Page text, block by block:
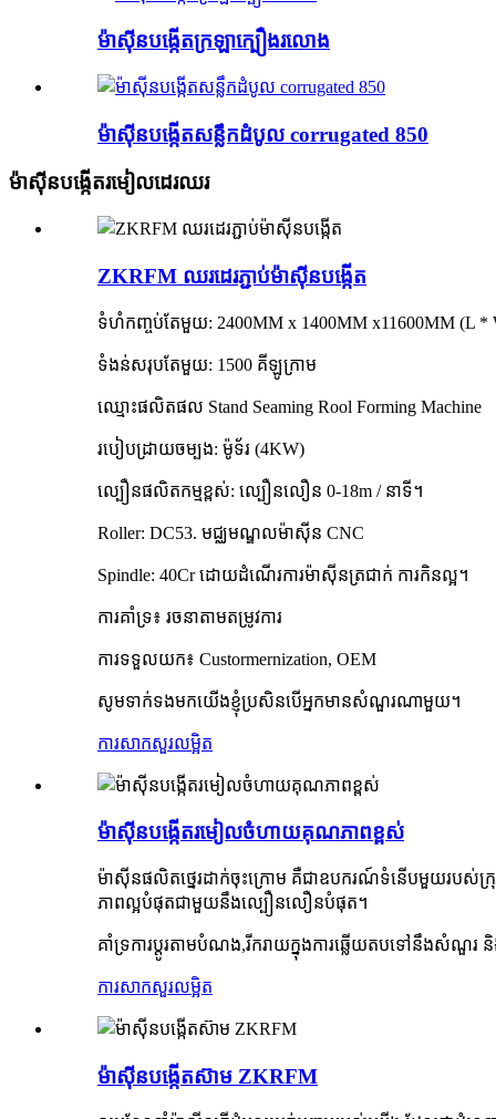
ម៉ាស៊ីនបង្កើតក្រឡាក្បឿងរលោង
ម៉ាស៊ីនបង្កើតសន្លឹកដំបូល corrugated 850
ម៉ាស៊ីនបង្កើតរមៀលដេរឈរ
ZKRFM ឈរដេរភ្ជាប់ម៉ាស៊ីនបង្កើត
ទំហំកញ្ចប់តែមួយ: 2400MM x 1400MM x11600MM (L *
ទំងន់សរុបតែមួយ: 1500 គីឡូក្រាម
ឈ្មោះផលិតផល Stand Seaming Rool Forming Machine
របៀបដ្រាយចម្បង: ម៉ូទ័រ (4KW)
ល្បឿនផលិតកម្មខ្ពស់: ល្បឿនលឿន 0-18m / នាទី។
Roller: DC53. មជ្ឈមណ្ឌលម៉ាស៊ីន CNC
Spindle: 40Cr ដោយដំណើរការម៉ាស៊ីនត្រជាក់ ការកិនល្អ។
ការគាំទ្រ៖ រចនាតាមតម្រូវការ
ការទទួលយក៖ Custormernization, OEM
សូមទាក់ទងមកយើងខ្ញុំប្រសិនបើអ្នកមានសំណួរណាមួយ។
ការសាកសួរលម្អិត
ម៉ាស៊ីនបង្កើតរមៀលចំហាយគុណភាពខ្ពស់
ម៉ាស៊ីនផលិតថ្នេរដាក់ចុះក្រោម គឺជាឧបករណ៍ទំនើបមួយរបស់ក្
ភាពល្អបំផុតជាមួយនឹងល្បឿនលឿនបំផុត។
គាំទ្រការប្ដូរតាមបំណង,រីករាយក្នុងការឆ្លើយតបទៅនឹងសំណួរ
ការសាកសួរលម្អិត
ម៉ាស៊ីនបង្កើតស៊ាម ZKRFM